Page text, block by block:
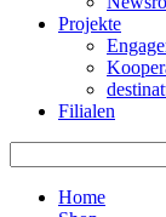
Projekte
Filialen
Home